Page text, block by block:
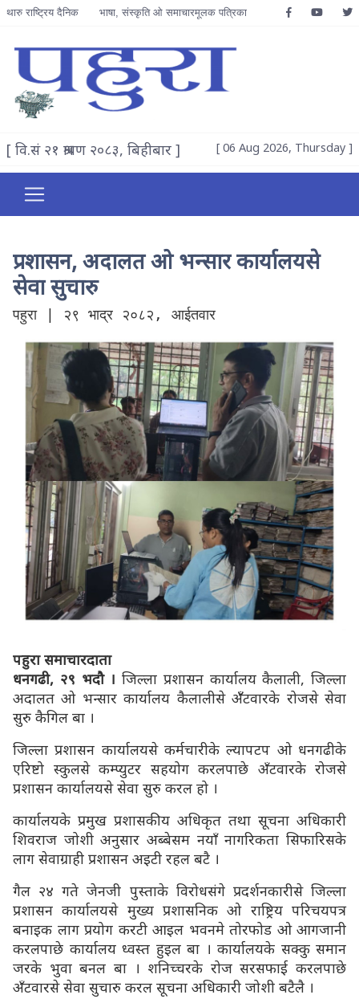
थारु राष्ट्रिय दैनिक भाषा, संस्कृति ओ समाचारमूलक पत्रिका
[ वि.सं २१ श्रावण २०८३, बिहीबार ] [ 06 Aug 2026, Thursday ]
प्रशासन, अदालत ओ भन्सार कार्यालयसे
सेवा सुचारु
पहुरा | २९ भाद्र २०८२, आईतवार
पहुरा समाचारदाता
धनगढी, २९ भदौ । जिल्ला प्रशासन कार्यालय कैलाली, जिल्ला
अदालत ओ भन्सार कार्यालय कैलालीसे अँँटवारके रोजसे सेवा
सुरु कैगिल बा ।
जिल्ला प्रशासन कार्यालयसे कर्मचारीके ल्यापटप ओ धनगढीके
एरिष्टो स्कुलसे कम्प्युटर सहयोग करलपाछे अँटवारके रोजसे
प्रशासन कार्यालयसे सेवा सुरु करल हो ।
कार्यालयके प्रमुख प्रशासकीय अधिकृत तथा सूचना अधिकारी
शिवराज जोशी अनुसार अब्बेसम नयाँ नागरिकता सिफारिसके
लाग सेवाग्राही प्रशासन अइटी रहल बटै ।
गैल २४ गते जेनजी पुस्ताके विरोधसंगे प्रदर्शनकारीसे जिल्ला
प्रशासन कार्यालयसे मुख्य प्रशासनिक ओ राष्ट्रिय परिचयपत्र
बनाइक लाग प्रयोग करटी आइल भवनमे तोरफोड ओ आगजानी
करलपाछे कार्यालय ध्वस्त हुइल बा । कार्यालयके सक्कु समान
जरके भुवा बनल बा । शनिच्चरके रोज सरसफाई करलपाछे
अँटवारसे सेवा सुचारु करल सूचना अधिकारी जोशी बटैलै ।